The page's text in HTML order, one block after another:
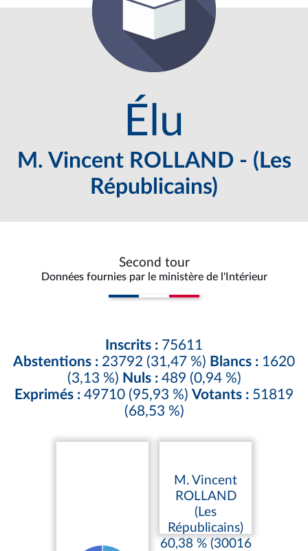
Élu
M. Vincent ROLLAND - (Les
Républicains)
Second tour
Données fournies par le ministère de l'Intérieur
Inscrits : 75611
Abstentions : 23792 (31,47 %) Blancs : 1620
(3,13 %) Nuls :489 (0,94 %)
Exprimés : 49710 (95,93 %) Votants : 51819
(68,53 %)
M. Vincent
ROLLAND
(Les
Républicains)
60,38 % (30016